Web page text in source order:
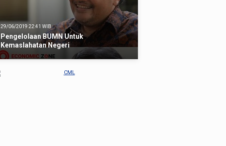
29/06/2019 22:41 WIB
Pengelolaan BUMN Untuk
Kemaslahatan Negeri